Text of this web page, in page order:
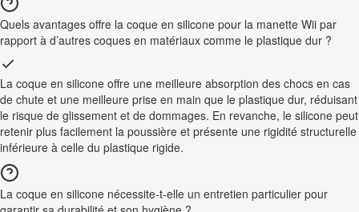
Quels avantages offre la coque en silicone pour la manette Wii par
rapport à d’autres coques en matériaux comme le plastique dur ?
La coque en silicone offre une meilleure absorption des chocs en cas
de chute et une meilleure prise en main que le plastique dur, réduisant
le risque de glissement et de dommages. En revanche, le silicone peut
retenir plus facilement la poussière et présente une rigidité structurelle
inférieure à celle du plastique rigide.
La coque en silicone nécessite-t-elle un entretien particulier pour